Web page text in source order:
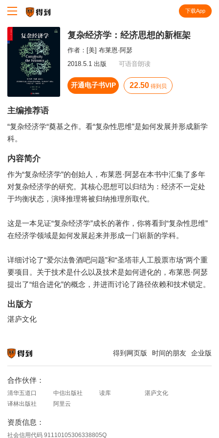
下载App
复杂经济学：经济思想的新框架
作者： [美] 布莱恩·阿瑟
2018.5.1 出版
可语音朗读
开通电子书VIP 22.50 得到贝
主编推荐语
“复杂经济学“奠基之作。看“复杂性思维”是如何发展并形成新学
科。
内容简介
作为“复杂经济学”的创始人，布莱恩·阿瑟在本书中汇集了多年
对复杂经济学的研究。其核心思想可以归结为：经济不一定处
于均衡状态，演绎推理将被归纳推理所取代。
这是一本见证“复杂经济学”成长的著作，你将看到“复杂性思维”
在经济学领域是如何发展起来并形成一门崭新的学科。
详细讨论了“爱尔法鲁酒吧问题”和“圣塔菲人工股票市场”两个重
要项目。关于技术是什么以及技术是如何进化的，布莱恩·阿瑟
提出了“组合进化”的概念，并进而讨论了路径依赖和技术锁定。
出版方
湛庐文化
得到网页版 时间的朋友 企业版
合作伙伴：
清华五道口 中信出版社 读库
湛庐文化
译林出版社
阿里云
资质信息：
社会信用代码 91110105306338805Q